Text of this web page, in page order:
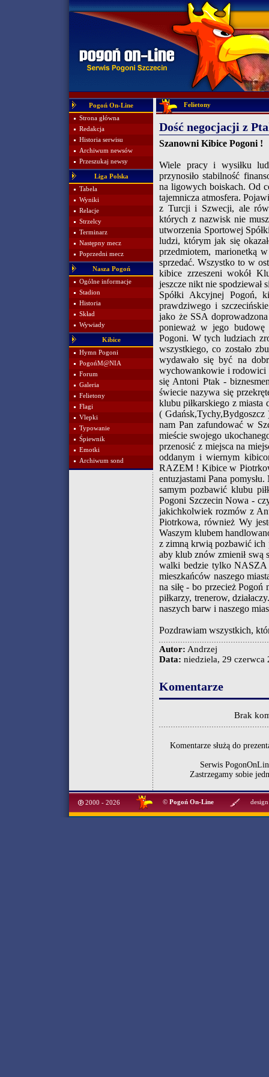
Pogoń On-Line
Strona główna
Redakcja
Historia serwisu
Archiwum newsów
Przeszukaj newsy
Liga Polska
Tabela
Wyniki
Relacje
Strzelcy
Terminarz
Następny mecz
Poprzedni mecz
Nasza Pogoń
Ogólne informacje
Stadion
Historia
Skład
Wywiady
Kibice
Hymn Pogoni
PogońM@NIA
Forum
Galeria
Felietony
Flagi
Vlepki
Typowanie
Śpiewnik
Emotki
Archiwum sond
Felietony
Dość negocjacji z
Szanowni Kibice Pogoni !
Wiele pracy i wysiłku
przynosiło stabilność
na ligowych boiskach. Od
tajemnicza atmosfera.
z Turcji i Szwecji, ale
których z nazwisk nie
utworzenia Sportowej
ludzi, którym jak się
przedmiotem, marionetką
sprzedać. Wszystko to w
kibice zrzeszeni wokół
jeszcze nikt nie spodziewał
Spółki Akcyjnej Pogoń,
prawdziwego i
jako że SSA
ponieważ w jego budowę
Pogoni. W tych ludziach
wszystkiego, co zostało
wydawało się być na
wychowankowie i rodowici
się Antoni Ptak -
świecie nazywa się
klubu piłkarskiego z miasta
(
nam Pan zafundować w
mieście swojego
przenosić z miejsca na
oddanym i wiernym
RAZEM ! Kibice w
entuzjastami Pana
samym pozbawić klubu
Pogoni Szczecin Nowa -
jakichkolwiek rozmów z
Piotrkowa, również Wy
Waszym klubem
z zimną krwią pozbawić ich
aby klub znów zmienił
walki bedzie tylko
mieszkańców naszego
na siłę - bo przecież
piłkarzy, trenerow,
naszych barw i naszego
Pozdrawiam wszystkich,
Autor: Andrzej
Data: niedziela, 29 czerwca
Komentarze
Brak
Komentarze służą do
Serwis
Zastrzegamy sobie
2000 - 2026 © Pogoń On-Line